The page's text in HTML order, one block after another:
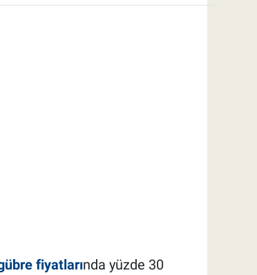
fiyatlarında yüzde 30